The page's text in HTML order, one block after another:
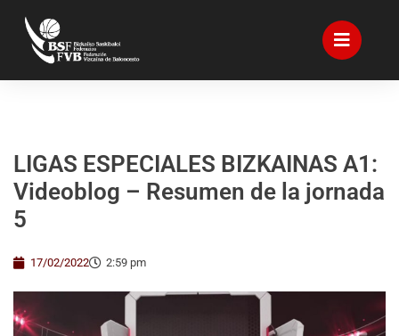
LIGAS ESPECIALES BIZKAINAS A1:
Videoblog – Resumen de la jornada
5
17/02/2022 2:59 pm